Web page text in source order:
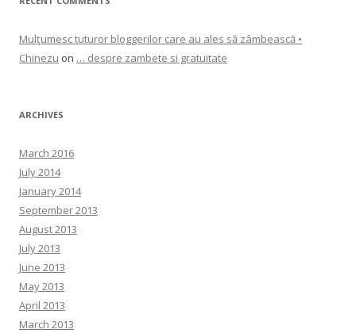
Mulţumesc tuturor bloggerilor care au ales să zâmbească •
Chinezu on … despre zambete si gratuitate
ARCHIVES
March 2016
July 2014
January 2014
September 2013
August 2013
July 2013
June 2013
May 2013
April 2013
March 2013